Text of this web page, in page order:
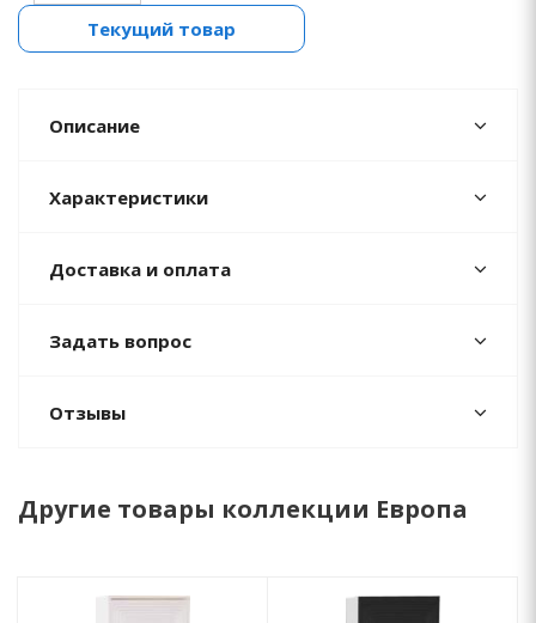
Текущий товар
Описание
Характеристики
Доставка и оплата
Задать вопрос
Отзывы
Другие товары коллекции Европа